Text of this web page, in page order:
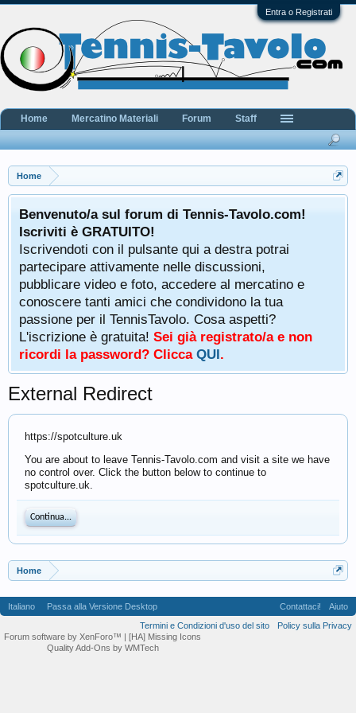
Entra o Registrati
Home
Benvenuto/a sul forum di Tennis-Tavolo.com!
Iscriviti è GRATUITO!
Iscrivendoti con il pulsante qui a destra potrai
partecipare attivamente nelle discussioni,
pubblicare video e foto, accedere al mercatino e
conoscere tanti amici che condividono la tua
passione per il TennisTavolo. Cosa aspetti?
L'iscrizione è gratuita! Sei già registrato/a e non
ricordi la password? Clicca QUI.
External Redirect
https://spotculture.uk
You are about to leave Tennis-Tavolo.com and visit a site we have
no control over. Click the button below to continue to
spotculture.uk.
Continua...
Home
Home Mercatino Materiali Forum Staff
Italiano Passa alla Versione Desktop Contattaci!
Aiuto
Termini e Condizioni d'uso del sito
Policy sulla Privacy
Forum software by XenForo™ | [HA] Missing Icons
Quality Add-Ons by WMTech